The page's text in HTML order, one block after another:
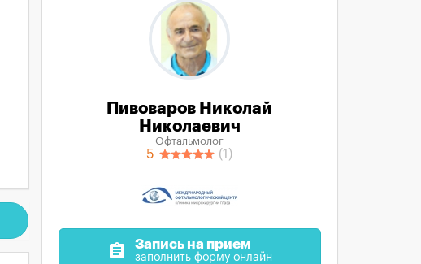
Пивоваров Николай
Николаевич
Офтальмолог
5 (1)
assignment Запись на прием
заполнить форму онлайн